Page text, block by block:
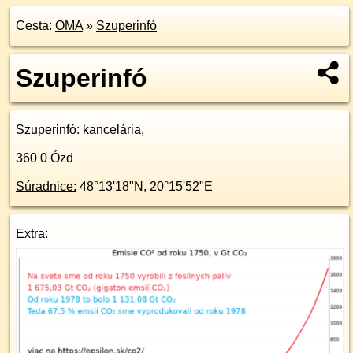
Cesta: OMA» Szuperinfó
Szuperinfó
Szuperinfó: kancelária,
360 0 Ózd
Súradnice: 48°13'18"N , 20°15'52"E
Extra: